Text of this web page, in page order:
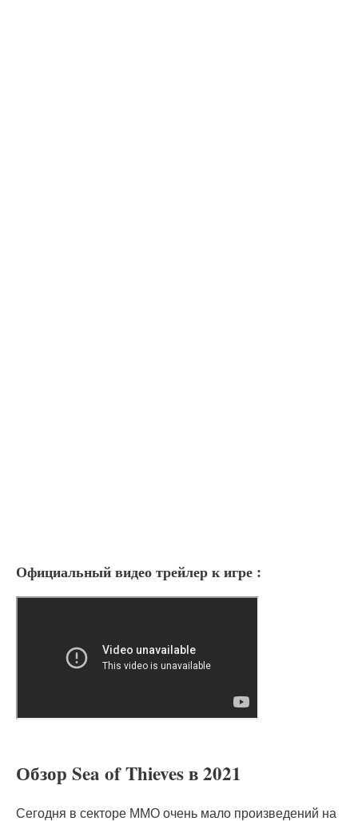
Официальный видео трейлер к игре :
Обзор Sea of Thieves в 2021
Сегодня в секторе ММО очень мало произведений на